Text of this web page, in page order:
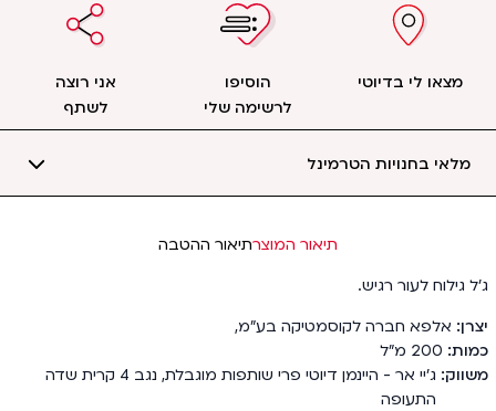
מצאו לי בדיוטי
הוסיפו
לרשימה שלי
אני רוצה
לשתף
מלאי בחנויות הטרמינל
תיאור המוצרתיאור ההטבה
ג'ל גילוח לעור רגיש.
יצרן אלפא חברה לקוסמטיקה בע"מ,
כמות 200 מ"ל
משווק
ג'יי אר - היינמן דיוטי פרי שותפות מוגבלת, נגב 4 קרית שדה
התעופה